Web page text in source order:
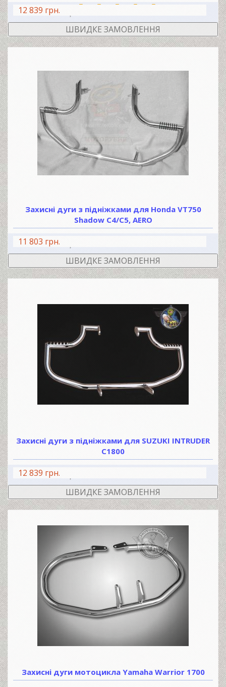
12 839 грн.
ШВИДКЕ ЗАМОВЛЕННЯ
Захисні дуги з підніжками для Honda VT750
Shadow C4/C5, AERO
11 803 грн.
ШВИДКЕ ЗАМОВЛЕННЯ
Захисні дуги з підніжками для SUZUKI INTRUDER
C1800
12 839 грн.
ШВИДКЕ ЗАМОВЛЕННЯ
Захисні дуги мотоцикла Yamaha Warrior 1700